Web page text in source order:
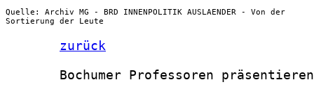
Quelle: Archiv MG - BRD INNENPOLITIK AUSLAENDER - Von der
Sortierung der Leute
zurück
Bochumer Professoren